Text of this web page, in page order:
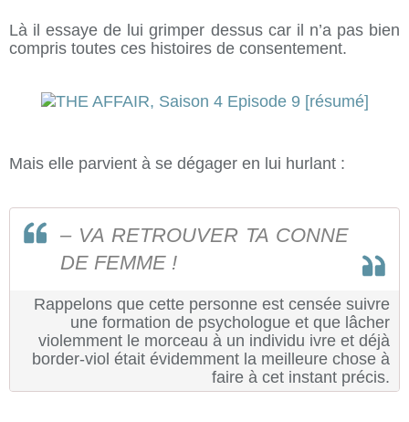
Là il essaye de lui grimper dessus car il n’a pas bien
compris toutes ces histoires de consentement.
Mais elle parvient à se dégager en lui hurlant :
– VA RETROUVER TA CONNE
DE FEMME !
Rappelons que cette personne est censée suivre
une formation de psychologue et que lâcher
violemment le morceau à un individu ivre et déjà
border-viol était évidemment la meilleure chose à
faire à cet instant précis.